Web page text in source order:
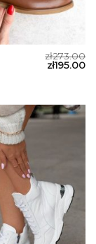
zł273.00
zł195.00